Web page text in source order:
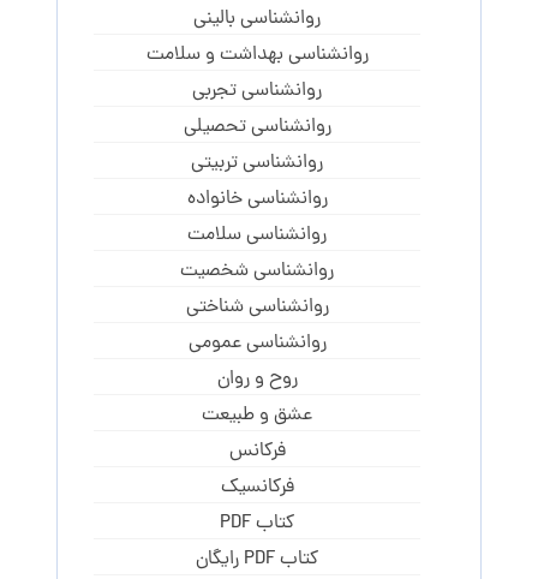
روانشناسی بالینی
روانشناسی بهداشت و سلامت
روانشناسی تجربی
روانشناسی تحصیلی
روانشناسی تربیتی
روانشناسی خانواده
روانشناسی سلامت
روانشناسی شخصیت
روانشناسی شناختی
روانشناسی عمومی
روح و روان
عشق و طبیعت
فرکانس
فرکانسیک
کتاب PDF
کتاب PDF رایگان